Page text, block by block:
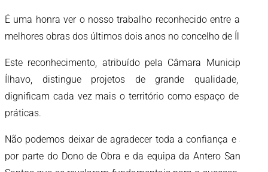
É uma honra ver o nosso trabalho reconhecido entre as três
melhores obras dos últimos dois anos no concelho de Ílhavo!
Este reconhecimento, atribuído pela Câmara Municipal de
Ílhavo, distingue projetos de grande qualidade, que
dignificam cada vez mais o território como espaço de boas
práticas.
Não podemos deixar de agradecer toda a confiança e apoio
por parte do Dono de Obra e da equipa da Antero Santos &